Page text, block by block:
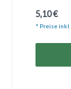
5,10 €
* Preise